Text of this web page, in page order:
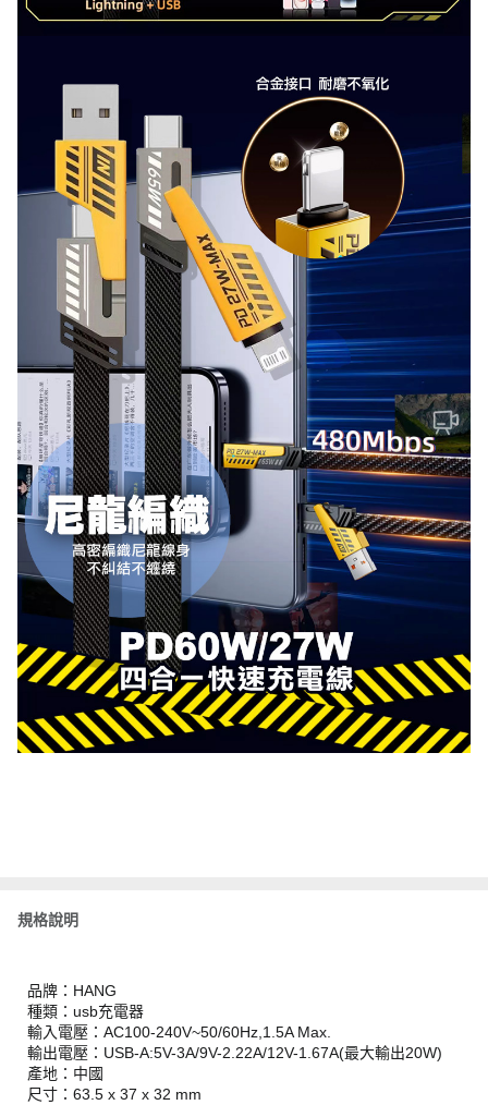
規格說明
品牌：HANG
種類：usb充電器
輸入電壓：AC100-240V~50/60Hz,1.5A Max.
輸出電壓：USB-A:5V-3A/9V-2.22A/12V-1.67A(最大輸出20W)
產地：中國
尺寸：63.5 x 37 x 32 mm